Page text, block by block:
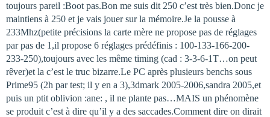
toujours pareil :Boot pas.Bon me suis dit 250 c’est très bien.Donc je
maintiens à 250 et je vais jouer sur la mémoire.Je la pousse à
233Mhz(petite précisions la carte mère ne propose pas de réglages
par pas de 1,il propose 6 réglages prédéfinis : 100-133-166-200-
233-250),toujours avec les même timing (cad : 3-3-6-1T…on peut
rêver)et la c’est le truc bizarre.Le PC après plusieurs benchs sous
Prime95 (2h par test; il y en a 3),3dmark 2005-2006,sandra 2005,et
puis un ptit oblivion :ane: , il ne plante pas…MAIS un phénomène
se produit c’est à dire qu’il y a des saccades.Comment dire on dirait